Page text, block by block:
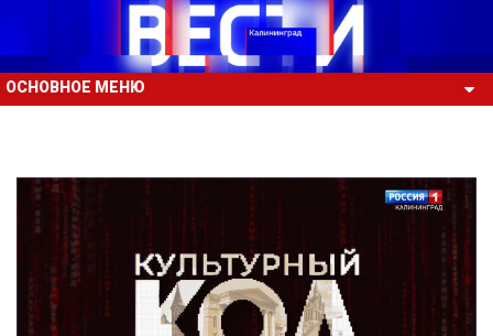
ОСНОВНОЕ МЕНЮ